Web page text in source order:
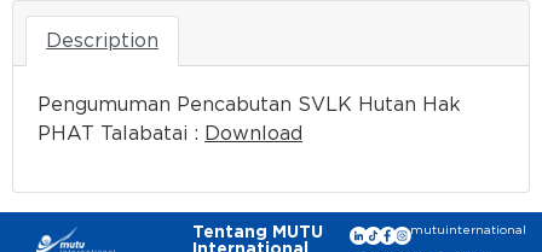
Description
Pengumuman Pencabutan SVLK Hutan Hak
PHAT Talabatai : Download
Tentang MUTU
mutuinternational